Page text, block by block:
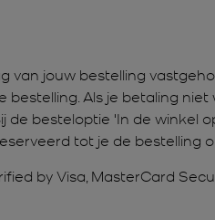
van jouw bestelling
Als je betaling
besteloptie 'In de winkel
tot je de bestelling
by Visa, MasterCard